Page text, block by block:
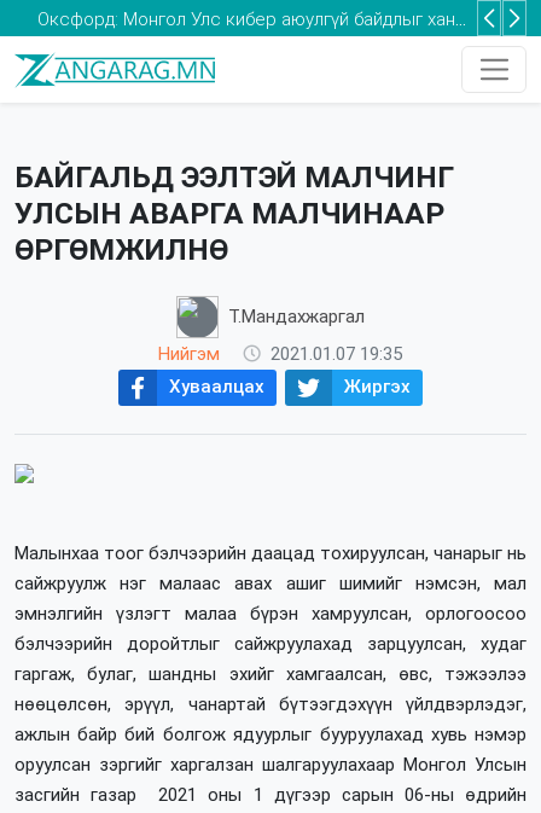
Оксфорд: Монгол Улс кибер аюулгүй байдлыг хангах хөрөнгө оруулалтыг нэмэгдүүлэх шаардлагатай
БАЙГАЛЬД ЭЭЛТЭЙ МАЛЧИНГ
УЛСЫН АВАРГА МАЛЧИНААР
ӨРГӨМЖИЛНӨ
Т.Мандахжаргал
Нийгэм
2021.01.07 19:35
Хуваалцах
Жиргэх
Малынхаа тоог бэлчээрийн даацад тохируулсан, чанарыг нь
сайжруулж нэг малаас авах ашиг шимийг нэмсэн, мал
эмнэлгийн үзлэгт малаа бүрэн хамруулсан, орлогоосоо
бэлчээрийн доройтлыг сайжруулахад зарцуулсан, худаг
гаргаж, булаг, шандны эхийг хамгаалсан, өвс, тэжээлээ
нөөцөлсөн, эрүүл, чанартай бүтээгдэхүүн үйлдвэрлэдэг,
ажлын байр бий болгож ядуурлыг бууруулахад хувь нэмэр
оруулсан зэргийг харгалзан шалгаруулахаар Монгол Улсын
засгийн газар 2021 оны 1 дүгээр сарын 06-ны өдрийн